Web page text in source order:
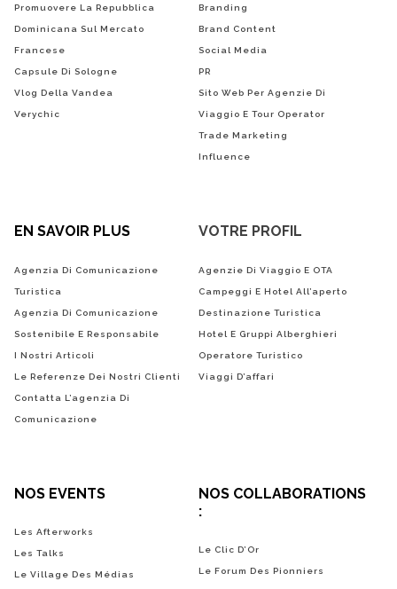
Promuovere La Repubblica
Dominicana Sul Mercato
Francese
Capsule Di Sologne
Vlog Della Vandea
Verychic
Branding
Brand Content
Social Media
PR
Sito Web Per Agenzie Di
Viaggio E Tour Operator
Trade Marketing
Influence
EN SAVOIR PLUS
Agenzia Di Comunicazione
Turistica
Agenzia Di Comunicazione
Sostenibile E Responsabile
I Nostri Articoli
Le Referenze Dei Nostri Clienti
Contatta L’agenzia Di
Comunicazione
VOTRE PROFIL
Agenzie Di Viaggio E OTA
Campeggi E Hotel All’aperto
Destinazione Turistica
Hotel E Gruppi Alberghieri
Operatore Turistico
Viaggi D’affari
NOS EVENTS
Les Afterworks
Les Talks
Le Village Des Médias
NOS COLLABORATIONS
:
Le Clic D’Or
Le Forum Des Pionniers